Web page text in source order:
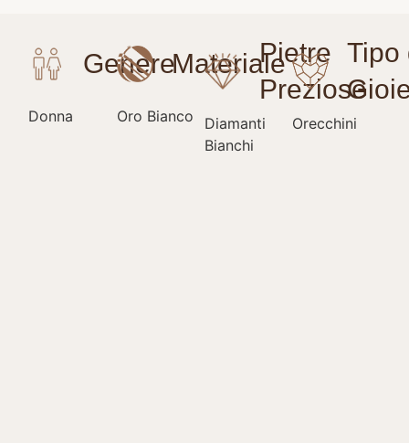
Donna Oro Bianco
Diamanti
Bianchi
Orecchini